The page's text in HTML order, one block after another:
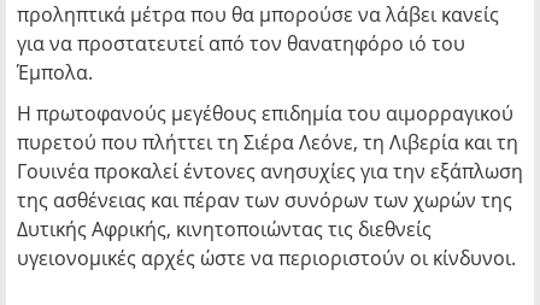
προληπτικά μέτρα που θα μπορούσε να λάβει κανείς
για να προστατευτεί από τον θανατηφόρο ιό του
Έμπολα.
Η πρωτοφανούς μεγέθους επιδημία του αιμορραγικού
πυρετού που πλήττει τη Σιέρα Λεόνε, τη Λιβερία και τη
Γουινέα προκαλεί έντονες ανησυχίες για την εξάπλωση
της ασθένειας και πέραν των συνόρων των χωρών της
Δυτικής Αφρικής, κινητοποιώντας τις διεθνείς
υγειονομικές αρχές ώστε να περιοριστούν οι κίνδυνοι.